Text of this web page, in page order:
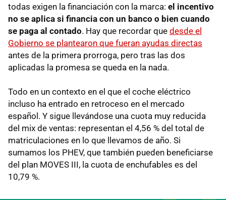
todas exigen la financiación con la marca: el incentivo
no se aplica si financia con un banco o bien cuando
se paga al contado. Hay que recordar que desde el
Gobierno se plantearon que fueran ayudas directas
antes de la primera prorroga, pero tras las dos
aplicadas la promesa se queda en la nada.
Todo en un contexto en el que el coche eléctrico
incluso ha entrado en retroceso en el mercado
español. Y sigue llevándose una cuota muy reducida
del mix de ventas: representan el 4,56 % del total de
matriculaciones en lo que llevamos de año. Si
sumamos los PHEV, que también pueden beneficiarse
del plan MOVES III, la cuota de enchufables es del
10,79 %.